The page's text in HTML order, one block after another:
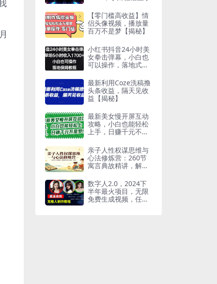
【零门槛高收益】情
侣头像视频，播放量
百万不是梦【揭秘】
小红书抖音24小时美
女拳击弹幕，小白也
可以操作，落地式保
最新利用Coze洗稿撸
头条收益，隔天见收
益【揭秘】
最新美女慢开屏互动
攻略，小白也能轻松
上手，日赚千元不是
亲子人性权谋思维与
心法修炼营：260节
寓言典故精讲，解锁
结)
数字人2.0，2024下
半年最火项目，无限
免费生成视频，任何